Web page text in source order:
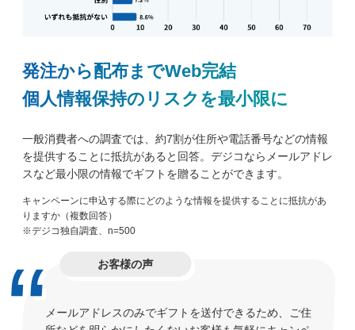
発注から配布までWeb完結
個人情報保持のリスクを最小限に
一般消費者への調査では、約7割が住所や電話番号などの情報
を提供することに抵抗があると回答。デジコならメールアドレ
スなど最小限の情報でギフトを贈ることができます。
キャンペーンに申込する際にどのような情報を提供することに抵抗があ
りますか（複数回答）
※デジコ独自調査、n=500
お客様の声
メールアドレスのみでギフトを送付できるため、ご住